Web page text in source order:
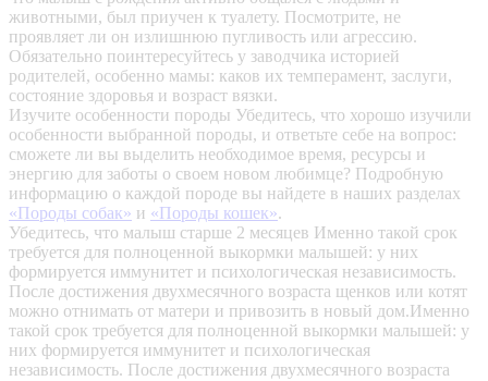
животными, был приучен к туалету. Посмотрите, не
проявляет ли он излишнюю пугливость или агрессию.
Обязательно поинтересуйтесь у заводчика историей
родителей, особенно мамы: каков их темперамент, заслуги,
состояние здоровья и возраст вязки.
Изучите особенности породы Убедитесь, что хорошо изучили
особенности выбранной породы, и ответьте себе на вопрос:
сможете ли вы выделить необходимое время, ресурсы и
энергию для заботы о своем новом любимце? Подробную
информацию о каждой породе вы найдете в наших разделах
«Породы собак» и «Породы кошек».
Убедитесь, что малыш старше 2 месяцев Именно такой срок
требуется для полноценной выкормки малышей: у них
формируется иммунитет и психологическая независимость.
После достижения двухмесячного возраста щенков или котят
можно отнимать от матери и привозить в новый дом.Именно
такой срок требуется для полноценной выкормки малышей: у
них формируется иммунитет и психологическая
независимость. После достижения двухмесячного возраста